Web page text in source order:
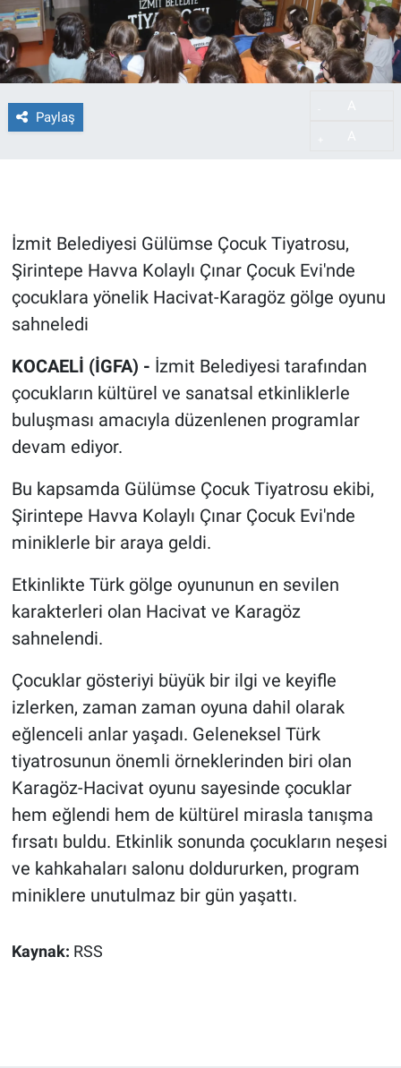
Paylaş
İzmit Belediyesi Gülümse Çocuk Tiyatrosu,
Şirintepe Havva Kolaylı Çınar Çocuk Evi'nde
çocuklara yönelik Hacivat-Karagöz gölge oyunu
sahneledi
KOCAELİ (İGFA) - İzmit Belediyesi tarafından
çocukların kültürel ve sanatsal etkinliklerle
buluşması amacıyla düzenlenen programlar
devam ediyor.
Bu kapsamda Gülümse Çocuk Tiyatrosu ekibi,
Şirintepe Havva Kolaylı Çınar Çocuk Evi'nde
miniklerle bir araya geldi.
Etkinlikte Türk gölge oyununun en sevilen
karakterleri olan Hacivat ve Karagöz
sahnelendi.
Çocuklar gösteriyi büyük bir ilgi ve keyifle
izlerken, zaman zaman oyuna dahil olarak
eğlenceli anlar yaşadı. Geleneksel Türk
tiyatrosunun önemli örneklerinden biri olan
Karagöz-Hacivat oyunu sayesinde çocuklar
hem eğlendi hem de kültürel mirasla tanışma
fırsatı buldu. Etkinlik sonunda çocukların neşesi
ve kahkahaları salonu doldururken, program
miniklere unutulmaz bir gün yaşattı.
Kaynak: RSS